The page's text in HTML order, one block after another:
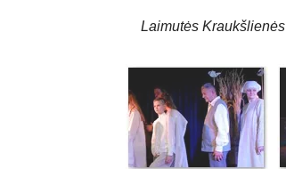
Laimutės